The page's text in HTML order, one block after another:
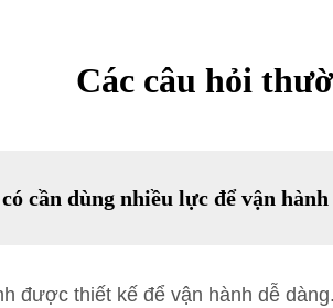
Các câu hỏi
cần dùng nhiều lực để vận
được thiết kế để vận hành dễ